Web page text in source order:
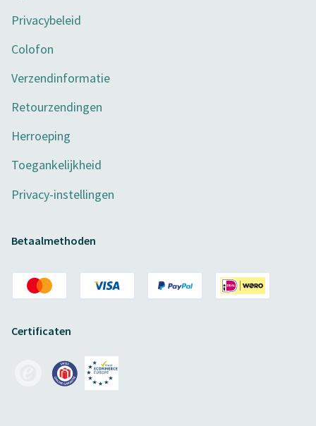
Privacybeleid
Colofon
Verzendinformatie
Retourzendingen
Herroeping
Toegankelijkheid
Privacy-instellingen
Betaalmethoden
Certificaten